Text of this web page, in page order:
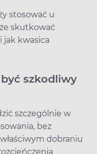
stosować u
skutkować
jak kwasica
szkodliwy
szczególnie w
bez
dobraniu